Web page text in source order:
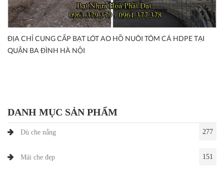
ĐỊA CHỈ CUNG CẤP BẠT LÓT AO HỒ NUÔI TÔM CÁ HDPE TẠI
QUẬN BA ĐÌNH HÀ NỘI
DANH MỤC SẢN PHẨM
Dù che nắng 277
Mái che đẹp 151